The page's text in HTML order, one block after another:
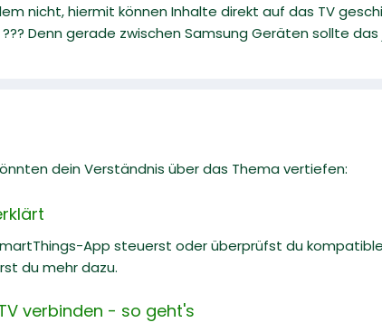
nicht, hiermit können Inhalte direkt auf das TV
Denn gerade zwischen Samsung Geräten sollte das
dein Verständnis über das Thema vertiefen:
App steuerst oder überprüfst du
du mehr dazu.
verbinden - so geht's